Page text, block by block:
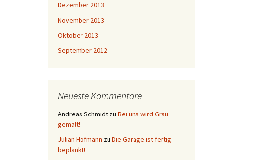
Dezember 2013
November 2013
Oktober 2013
September 2012
Neueste Kommentare
Andreas Schmidt zu Bei uns wird Grau
gemalt!
Julian Hofmann zu Die Garage ist fertig
beplankt!